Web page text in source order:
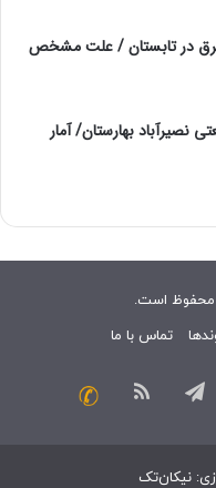
در تابستان / علت مشخص
بهارستان/ آمار
محفوظ است.
تماس با ما
تلگرام خوراک
: نیکان‌تک